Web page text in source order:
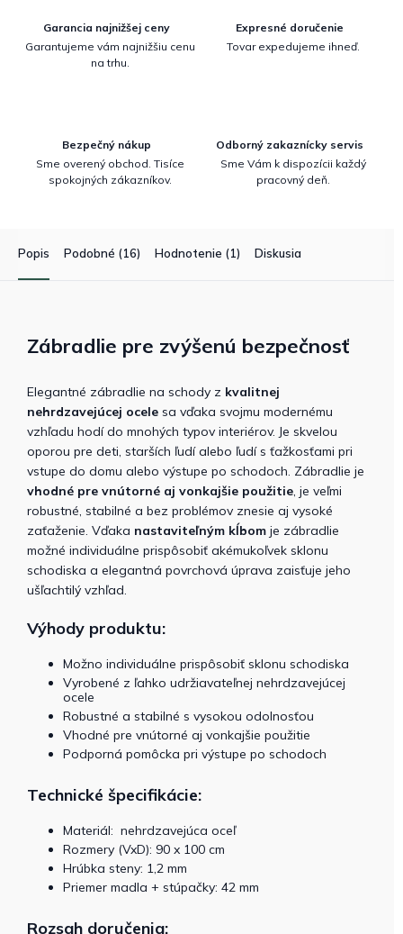
Garancia najnižšej ceny
Garantujeme vám najnižšiu cenu
na trhu.
Expresné doručenie
Tovar expedujeme ihneď.
Bezpečný nákup
Sme overený obchod. Tisíce
spokojných zákazníkov.
Odborný zakaznícky servis
Sme Vám k dispozícii každý
pracovný deň.
Popis Podobné (16) Hodnotenie (1) Diskusia
Zábradlie pre zvýšenú bezpečnosť
Elegantné zábradlie na schody z kvalitnej
nehrdzavejúcej ocele sa vďaka svojmu modernému
vzhľadu hodí do mnohých typov interiérov. Je skvelou
oporou pre deti, starších ľudí alebo ľudí s ťažkosťami pri
vstupe do domu alebo výstupe po schodoch. Zábradlie je
vhodné pre vnútorné aj vonkajšie použitie , je veľmi
robustné, stabilné a bez problémov znesie aj vysoké
zaťaženie. Vďaka nastaviteľným kĺbom je zábradlie
možné individuálne prispôsobiť akémukoľvek sklonu
schodiska a elegantná povrchová úprava zaisťuje jeho
ušľachtilý vzhľad.
Výhody produktu:
Možno individuálne prispôsobiť sklonu schodiska
Vyrobené z ľahko udržiavateľnej nehrdzavejúcej
ocele
Robustné a stabilné s vysokou odolnosťou
Vhodné pre vnútorné aj vonkajšie použitie
Podporná pomôcka pri výstupe po schodoch
Technické špecifikácie:
Materiál: nehrdzavejúca oceľ
Rozmery (VxD): 90 x 100 cm
Hrúbka steny: 1,2 mm
Priemer madla + stúpačky: 42 mm
Rozsah doručenia: